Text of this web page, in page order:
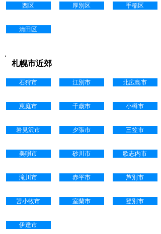
西区
清田区
厚別区 手稲区
札幌市近郊
石狩市
恵庭市
岩見沢市
美唄市
滝川市
苫小牧市
伊達市
江別市
千歳市
夕張市
砂川市
赤平市
室蘭市
北広島市
小樽市
三笠市
歌志内市
芦別市
登別市